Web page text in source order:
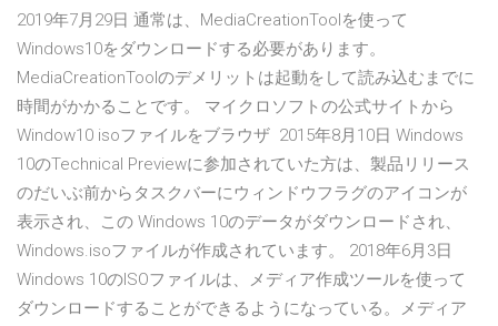
2019年7月29日 通常は、MediaCreationToolを使って
Windows10をダウンロードする必要があります。
MediaCreationToolのデメリットは起動をして読み込むまでに
時間がかかることです。 マイクロソフトの公式サイトから
Window10 isoファイルをブラウザ 2015年8月10日 Windows
10のTechnical Previewに参加されていた方は、製品リリース
のだいぶ前からタスクバーにウィンドウフラグのアイコンが
表示され、この Windows 10のデータがダウンロードされ、
Windows.isoファイルが作成されています。 2018年6月3日
Windows 10のISOファイルは、メディア作成ツールを使って
ダウンロードすることができるようになっている。メディア